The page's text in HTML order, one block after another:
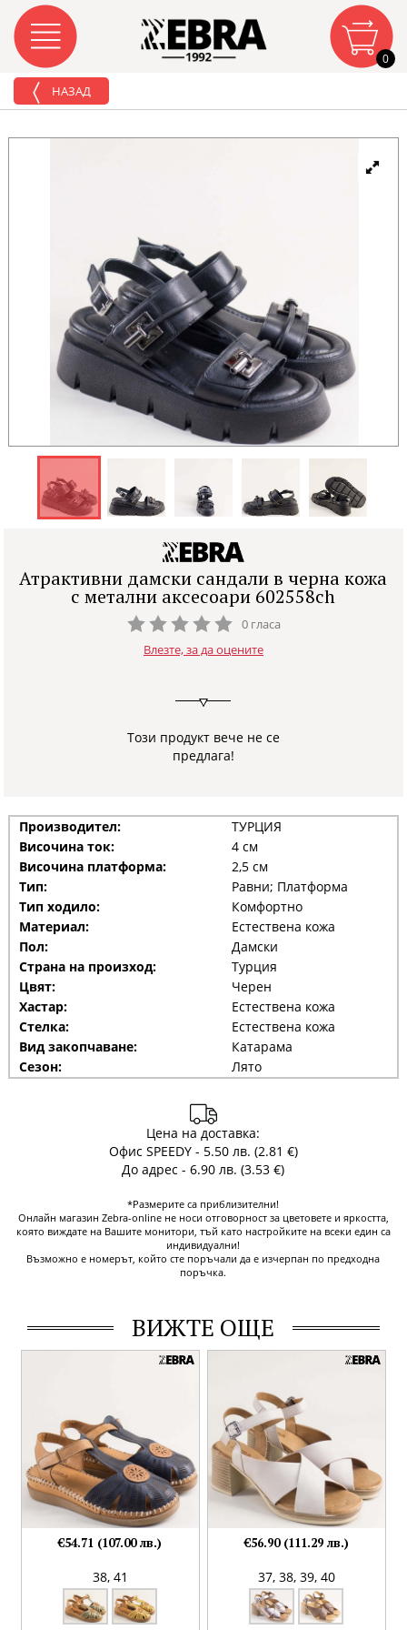
0
НАЗАД
Атрактивни дамски сандали в черна кожа
с метални аксесоари 602558ch
0 гласа
Влезте, за да оцените
Този продукт вече не се
предлага!
Производител:
ТУРЦИЯ
Височина ток:
4 см
Височина платформа:
2,5 см
Тип:
Равни; Платформа
Тип ходило:
Комфортно
Материал:
Естествена кожа
Пол:
Дамски
Страна на произход:
Турция
Цвят:
Черен
Хастар:
Естествена кожа
Стелка:
Естествена кожа
Вид закопчаване:
Катарама
Сезон:
Лято
Цена на доставка:
Офис SPEEDY - 5.50 лв. (2.81 €)
До адрес - 6.90 лв. (3.53 €)
*Размерите са приблизителни!
Онлайн магазин Zebra-online не носи отговорност за цветовете и яркостта,
която виждате на Вашите монитори, тъй като настройките на всеки един са
индивидуални!
Възможно е номерът, който сте поръчали да е изчерпан по предходна
поръчка.
ВИЖТЕ ОЩЕ
38, 41
€54.71 (107.00 лв.)
37, 38, 39, 40
€56.90 (111.29 лв.)